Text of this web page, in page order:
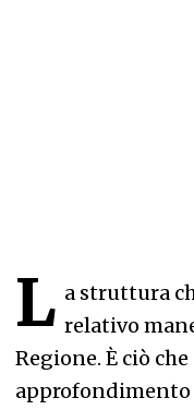
L a struttura
relativo
Regione. È ciò